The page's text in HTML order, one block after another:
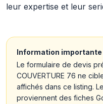
leur expertise et leur
Information importante
Le formulaire de devis
COUVERTURE 76 ne
affichés dans ce listing.
proviennent des fiches